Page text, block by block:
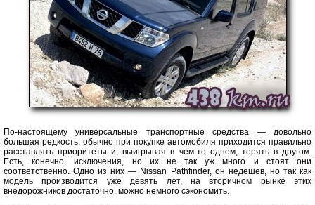
По-настоящему универсальные транспортные средства — довольно
большая редкость, обычно при покупке автомобиля приходится правильно
расставлять приоритеты и, выигрывая в чем-то одном, терять в другом.
Есть, конечно, исключения, но их не так уж много и стоят они
соответственно. Одно из них — Nissan Pathfinder, он недешев, но так как
модель производится уже девять лет, на вторичном рынке этих
внедорожников достаточно, можно немного сэкономить.